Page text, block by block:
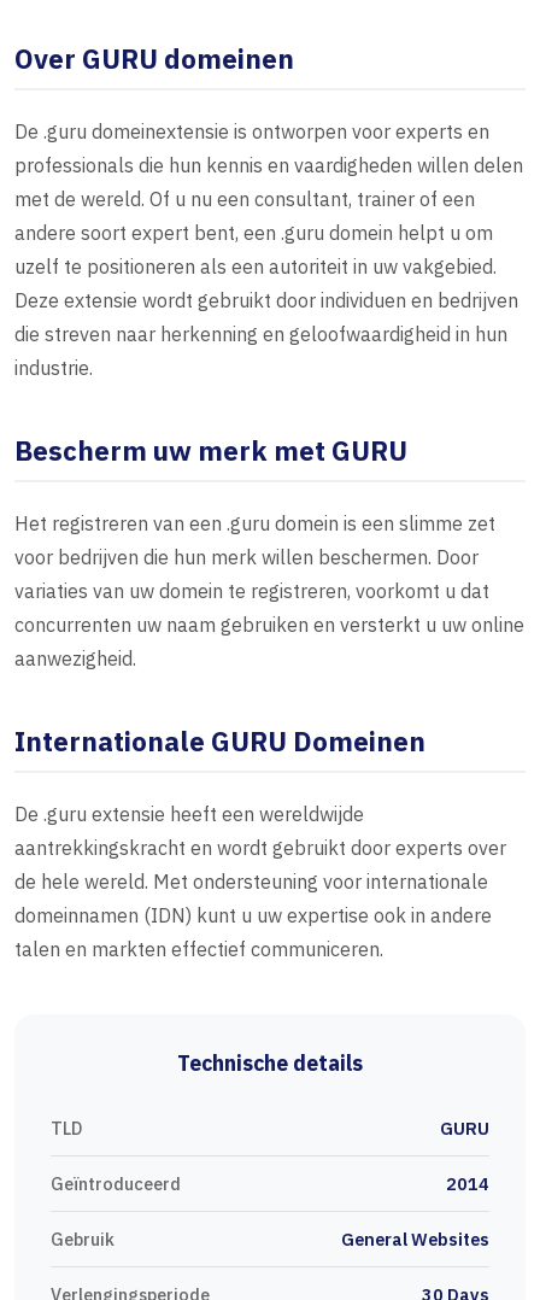
Over GURU domeinen
De .guru domeinextensie is ontworpen voor experts en
professionals die hun kennis en vaardigheden willen delen
met de wereld. Of u nu een consultant, trainer of een
andere soort expert bent, een .guru domein helpt u om
uzelf te positioneren als een autoriteit in uw vakgebied.
Deze extensie wordt gebruikt door individuen en bedrijven
die streven naar herkenning en geloofwaardigheid in hun
industrie.
Bescherm uw merk met GURU
Het registreren van een .guru domein is een slimme zet
voor bedrijven die hun merk willen beschermen. Door
variaties van uw domein te registreren, voorkomt u dat
concurrenten uw naam gebruiken en versterkt u uw online
aanwezigheid.
Internationale GURU Domeinen
De .guru extensie heeft een wereldwijde
aantrekkingskracht en wordt gebruikt door experts over
de hele wereld. Met ondersteuning voor internationale
domeinnamen (IDN) kunt u uw expertise ook in andere
talen en markten effectief communiceren.
Technische details
TLD GURU
Geïntroduceerd 2014
Gebruik General Websites
Verlengingsperiode 30 Days